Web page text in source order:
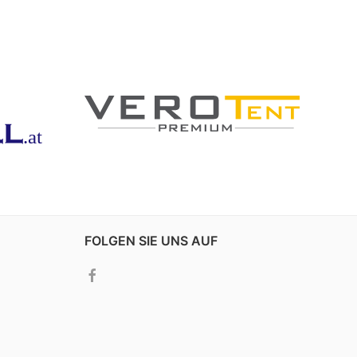
FOLGEN SIE UNS AUF